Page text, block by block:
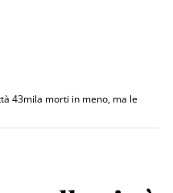
43mila morti in meno, ma le